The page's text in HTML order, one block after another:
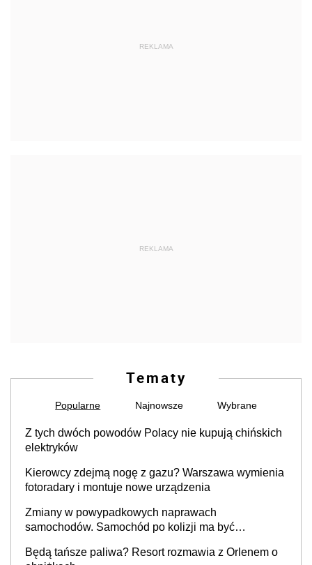
REKLAMA
REKLAMA
Tematy
Popularne Najnowsze Wybrane
Z tych dwóch powodów Polacy nie kupują chińskich
elektryków
Kierowcy zdejmą nogę z gazu? Warszawa wymienia
fotoradary i montuje nowe urządzenia
Zmiany w powypadkowych naprawach
samochodów. Samochód po kolizji ma być
producenta
Będą tańsze paliwa? Resort rozmawia z Orlenem o